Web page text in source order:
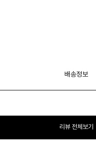
배송정보
리뷰 전체보기